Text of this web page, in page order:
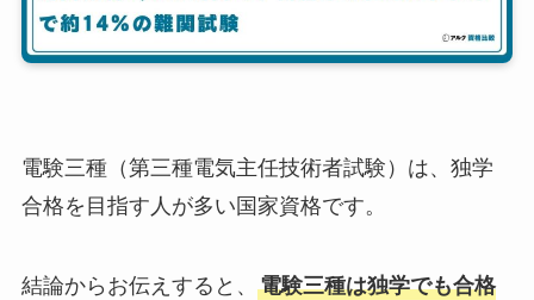
電験三種（第三種電気主任技術者試験）は、独学
合格を目指す人が多い国家資格です。
結論からお伝えすると、 電験三種は独学でも合格